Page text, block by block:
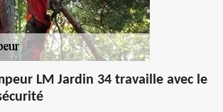
LM Jardin 34 travaille avec le